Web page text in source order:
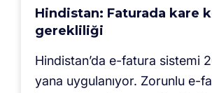
Hindistan: Faturada kare
gerekliliği
Hindistan’da e-fatura sistemi
yana uygulanıyor. Zorunlu e-